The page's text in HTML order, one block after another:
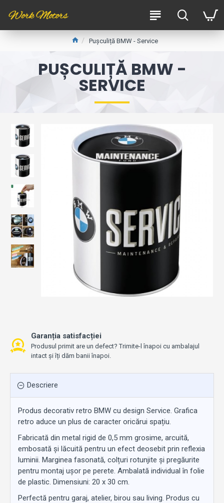
Pușculiță BMW - Service
PUȘCULIȚĂ BMW -
SERVICE
Garanția satisfacției
Produsul primit are un defect? Trimite-l înapoi cu ambalajul
intact și îți dăm banii înapoi.
Descriere
Produs decorativ retro BMW cu design Service. Grafica
retro aduce un plus de caracter oricărui spațiu.
Fabricată din metal rigid de 0,5 mm grosime, arcuită,
embosată și lăcuită pentru un efect deosebit prin reflexia
luminii. Marginea fasonată, colțuri rotunjite și pregăurite
pentru montaj ușor pe perete. Ambalată individual în folie
de plastic. Dimensiuni: 20 x 30 cm.
Perfectă pentru garaj, atelier, birou sau living. Produs cu